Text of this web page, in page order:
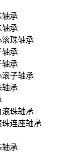
轴承
轴承
滚珠轴承
轴承
轴承
滚子轴承
轴承
滚珠轴承
连座轴承
轴承